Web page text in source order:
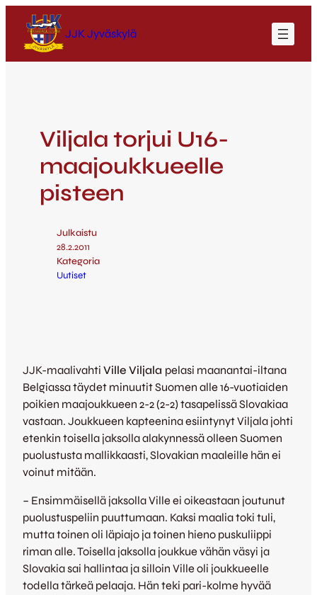
JJK Jyväskylä
Viljala torjui U16-
maajoukkueelle
pisteen
Julkaistu
28.2.2011
Kategoria
Uutiset
JJK-maalivahti Ville Viljala pelasi maanantai-iltana
Belgiassa täydet minuutit Suomen alle 16-vuotiaiden
poikien maajoukkueen 2-2 (2-2) tasapelissä Slovakiaa
vastaan. Joukkueen kapteenina esiintynyt Viljala johti
etenkin toisella jaksolla alakynnessä olleen Suomen
puolustusta mallikkaasti, Slovakian maaleille hän ei
voinut mitään.
– Ensimmäisellä jaksolla Ville ei oikeastaan joutunut
puolustuspeliin puuttumaan. Kaksi maalia toki tuli,
mutta toinen oli läpiajo ja toinen hieno puskuliippi
riman alle. Toisella jaksolla joukkue vähän väsyi ja
Slovakia sai hallintaa ja silloin Ville oli joukkueelle
todella tärkeä pelaaja. Hän teki pari-kolme hyvää